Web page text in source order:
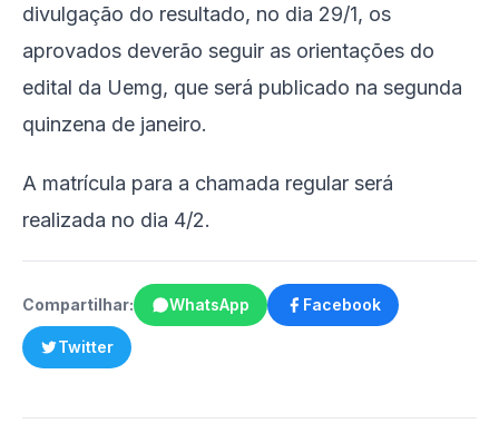
divulgação do resultado, no dia 29/1, os
aprovados deverão seguir as orientações do
edital da Uemg, que será publicado na segunda
quinzena de janeiro.
A matrícula para a chamada regular será
realizada no dia 4/2.
Compartilhar: WhatsApp Facebook
Twitter